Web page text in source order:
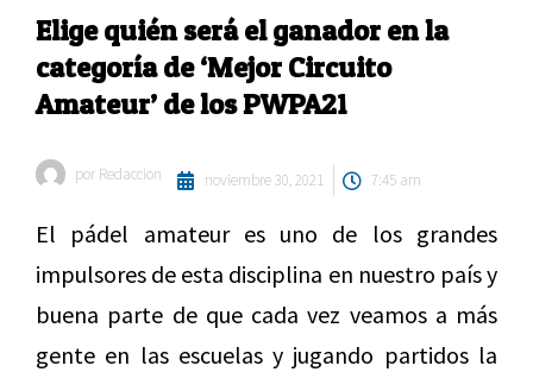
Elige quién será el ganador en la
categoría de ‘Mejor Circuito
Amateur’ de los PWPA21
por Redaccion noviembre 30, 2021 7:45 am
El pádel amateur es uno de los grandes
impulsores de esta disciplina en nuestro país y
buena parte de que cada vez veamos a más
gente en las escuelas y jugando partidos la